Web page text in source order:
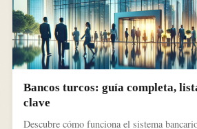
Bancos turcos: guía completa,
clave
Descubre cómo funciona el sistema